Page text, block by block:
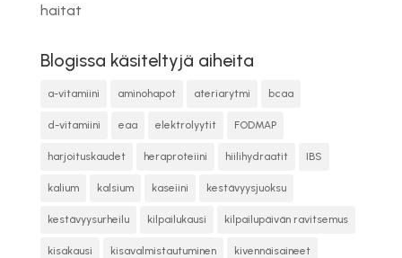
haitat
Blogissa käsiteltyjä aiheita
a-vitamiini aminohapot ateriarytmi bcaa
d-vitamiini eaa elektrolyytit FODMAP
harjoituskaudet heraproteiini hiilihydraatit IBS
kalium kalsium kaseiini kestävyysjuoksu
kestävyysurheilu kilpailukausi kilpailupäivän ravitsemus
kisakausi kisavalmistautuminen kivennäisaineet